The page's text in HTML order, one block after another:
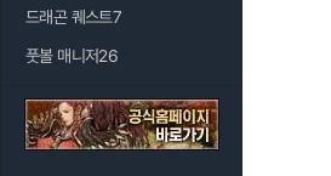
드래곤 퀘스트7
풋볼 매니저26